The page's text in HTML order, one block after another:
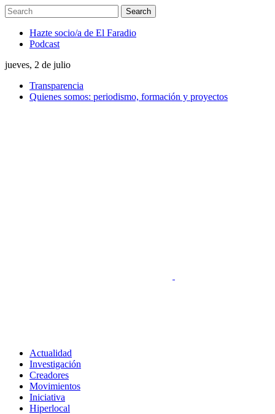
Hazte socio/a de El Faradio
Podcast
jueves, 2 de julio
Transparencia
Quienes somos: periodismo, formación y proyectos
Actualidad
Investigación
Creadores
Movimientos
Iniciativa
Hiperlocal